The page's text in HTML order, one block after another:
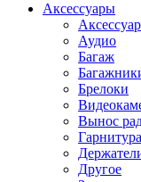
Аксессуары
Аудио
Багаж
Брелоки
Вынос
Гарнитура
Другое